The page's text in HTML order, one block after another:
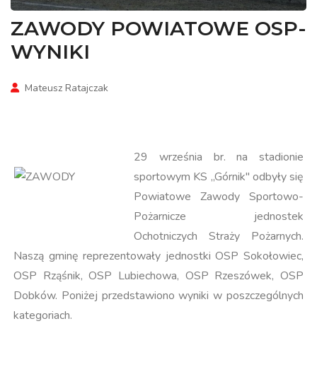
ZAWODY POWIATOWE OSP-
WYNIKI
Mateusz Ratajczak
29 września br. na stadionie
sportowym KS ,,Górnik" odbyły się
Powiatowe Zawody Sportowo-
Pożarnicze jednostek
Ochotniczych Straży Pożarnych.
Naszą gminę reprezentowały jednostki OSP Sokołowiec,
OSP Rząśnik, OSP Lubiechowa, OSP Rzeszówek, OSP
Dobków. Poniżej przedstawiono wyniki w poszczególnych
kategoriach.